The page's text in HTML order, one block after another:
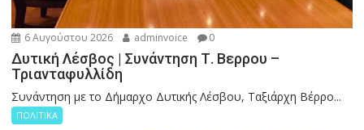
6 Αυγούστου 2026 adminvoice 0
Δυτική Λέσβος | Συνάντηση Τ. Βερρου –
Τριανταφυλλίδη
Συνάντηση με το Δήμαρχο Δυτικής Λέσβου, Ταξιάρχη Βέρρο...
ΠΟΛΙΤΙΚΑ